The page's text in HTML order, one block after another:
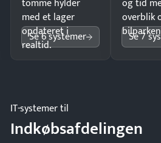
tomme hylder
med et lager
opdateret i
realtid.
Se 6 systemer
og tid
overblik
Se 7
IT-systemer til
Indkøbsafdelingen